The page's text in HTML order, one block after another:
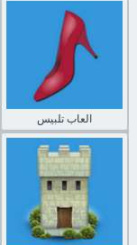
العاب تلبيس